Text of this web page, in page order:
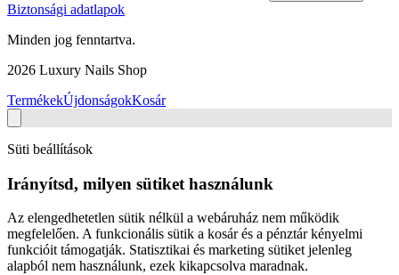
Biztonsági adatlapok
Minden jog fenntartva.
2026 Luxury Nails Shop
TermékekÚjdonságokKosár
Süti beállítások
Irányítsd, milyen sütiket használunk
Az elengedhetetlen sütik nélkül a webáruház nem működik
megfelelően. A funkcionális sütik a kosár és a pénztár kényelmi
funkcióit támogatják. Statisztikai és marketing sütiket jelenleg
alapból nem használunk, ezek kikapcsolva maradnak.